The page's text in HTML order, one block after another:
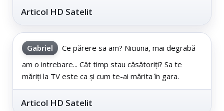
Articol HD Satelit
Gabriel
Ce părere sa am? Niciuna, mai degrabă
am o intrebare... Cât timp stau căsătoriți? Sa te
măriți la TV este ca și cum te-ai mărita în gara.
Articol HD Satelit